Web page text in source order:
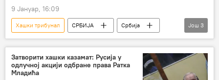
9 Јануар, 16:09
Хашки трибунал СРБИЈА
Србија
Србија – политика
Америка
Још 3
Затворити хашки казамат: Русија у
одлучној акцији одбране права Ратка
Младића